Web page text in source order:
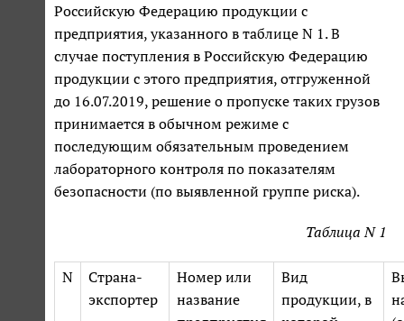
Российскую Федерацию продукции с
предприятия, указанного в таблице N 1. В
случае поступления в Российскую Федерацию
продукции с этого предприятия, отгруженной
до 16.07.2019, решение о пропуске таких грузов
принимается в обычном режиме с
последующим обязательным проведением
лабораторного контроля по показателям
безопасности (по выявленной группе риска).
Таблица N 1
N
Страна-
экспортер
Номер или
название
Вид
продукции, в